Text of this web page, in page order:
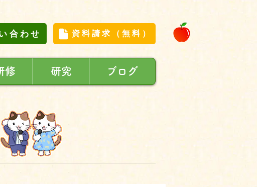
合わせ 資料請求（無料）
修 研究 ブログ